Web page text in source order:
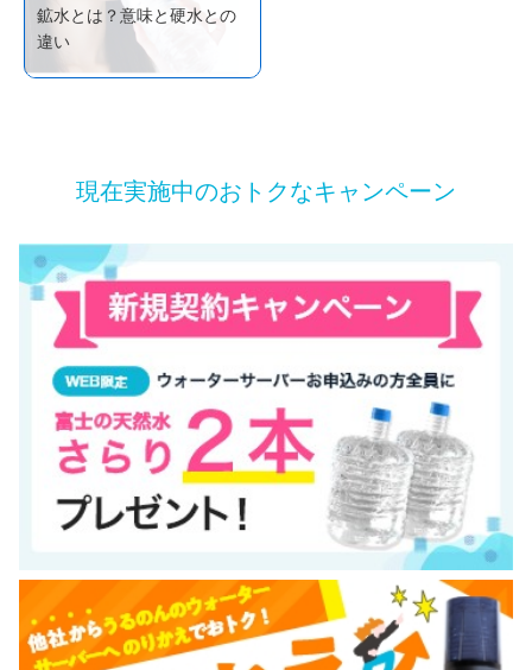
鉱水とは？意味と硬水との
違い
現在実施中のおトクなキャンペーン